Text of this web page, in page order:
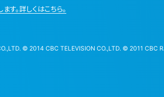
。詳しくはこちら。
© 2014 CBC TELEVISION CO.,LTD. © 2011 CBC